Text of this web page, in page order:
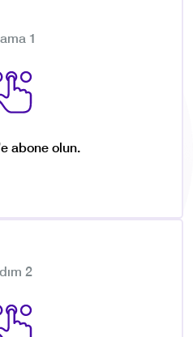
1
abone olun.
2